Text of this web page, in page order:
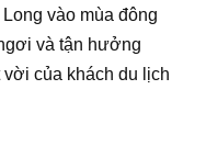
vào mùa đông
và tận hưởng
của khách du lịch